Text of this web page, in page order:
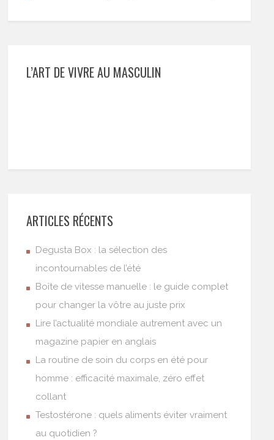
L’ART DE VIVRE AU MASCULIN
ARTICLES RÉCENTS
Degusta Box : la sélection des
incontournables de l’été
Boîte de vitesse manuelle : le guide complet
pour changer la vôtre au juste prix
Lire l’actualité mondiale autrement avec un
magazine papier en anglais
La routine de soin du corps en été pour
homme : efficacité maximale, zéro effet
collant
Testostérone : quels aliments éviter vraiment
au quotidien ?